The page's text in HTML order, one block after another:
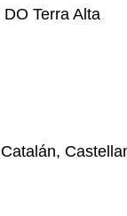
DO Terra Alta
Catalán,